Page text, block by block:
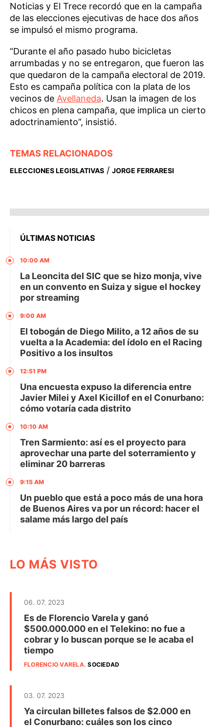
Noticias y El Trece recordó que en la campaña
de las elecciones ejecutivas de hace dos años
se impulsó el mismo programa.
“Durante el año pasado hubo bicicletas
arrumbadas y no se entregaron, que fueron las
que quedaron de la campaña electoral de 2019.
Esto es campaña política con la plata de los
vecinos de Avellaneda. Usan la imagen de los
chicos en plena campaña, que implica un cierto
adoctrinamiento”, insistió.
TEMAS RELACIONADOS
ELECCIONES LEGISLATIVAS / JORGE FERRARESI
ÚLTIMAS NOTICIAS
10:00 AM
La Leoncita del SIC que se hizo monja, vive
en un convento en Suiza y sigue el hockey
por streaming
9:00 AM
El tobogán de Diego Milito, a 12 años de su
vuelta a la Academia: del ídolo en el Racing
Positivo a los insultos
12:51 PM
Una encuesta expuso la diferencia entre
Javier Milei y Axel Kicillof en el Conurbano:
cómo votaría cada distrito
10:10 AM
Tren Sarmiento: así es el proyecto para
aprovechar una parte del soterramiento y
eliminar 20 barreras
9:15 AM
Un pueblo que está a poco más de una hora
de Buenos Aires va por un récord: hacer el
salame más largo del país
LO MÁS VISTO
06. 07. 2023
Es de Florencio Varela y ganó
$500.000.000 en el Telekino: no fue a
cobrar y lo buscan porque se le acaba el
tiempo
FLORENCIO VARELA.SOCIEDAD
03. 07. 2023
Ya circulan billetes falsos de $2.000 en
el Conurbano: cuáles son los cinco